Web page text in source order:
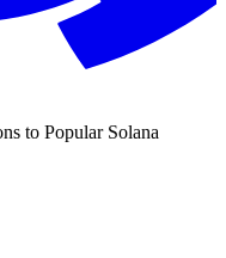
to Popular Solana